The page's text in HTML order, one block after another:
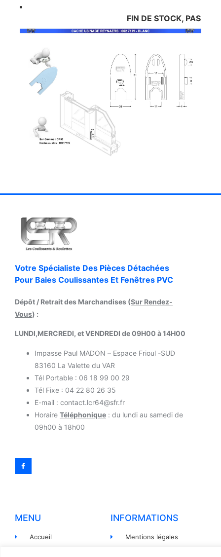
FIN DE STOCK, PAS DE
Votre Spécialiste Des Pièces Détachées
Pour Baies Coulissantes Et Fenêtres PVC
Dépôt / Retrait des Marchandises (Sur Rendez-
Vous) :
LUNDI,MERCREDI, et VENDREDI de 09H00 à 14H00
Impasse Paul MADON – Espace Frioul -SUD
83160 La Valette du VAR
Tél Portable : 06 18 99 00 29
Tél Fixe : 04 22 80 26 35
E-mail : contact.lcr64@sfr.fr
Horaire Téléphonique : du lundi au samedi de
09h00 à 18h00
MENU
Accueil
INFORMATIONS
Mentions légales